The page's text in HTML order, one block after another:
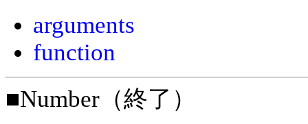
arguments
function
■Number（終了）